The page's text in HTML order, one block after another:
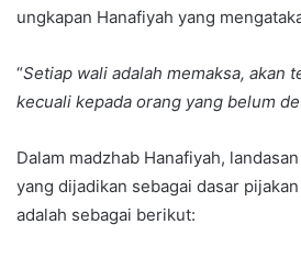
ungkapan Hanafiyah yang
“Setiap wali adalah memaksa, akan
kecuali kepada orang yang belum
Dalam madzhab Hanafiyah,
yang dijadikan sebagai dasar
adalah sebagai berikut: